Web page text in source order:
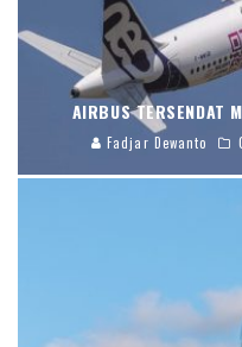
AIRBUS TERSENDAT
Fadjar Dewanto